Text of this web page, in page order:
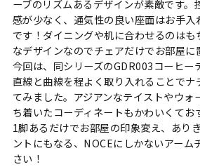
ーブのリズムあるデザインが素敵です。
感が少なく、通気性の良い座面はお手入
です！ダイニングや机に合わせるのはも
なデザインなのでチェアだけでお部屋
今回は、同シリーズのGDR003コーヒー
直線と曲線を程よく取り入れることでナ
てみました。アジアンなテイストやウォ
ち着いたコーディネートもかわいくてお
1脚あるだけでお部屋の印象変え、あり
ントにもなる、NOCEにしかないアーム
さい！